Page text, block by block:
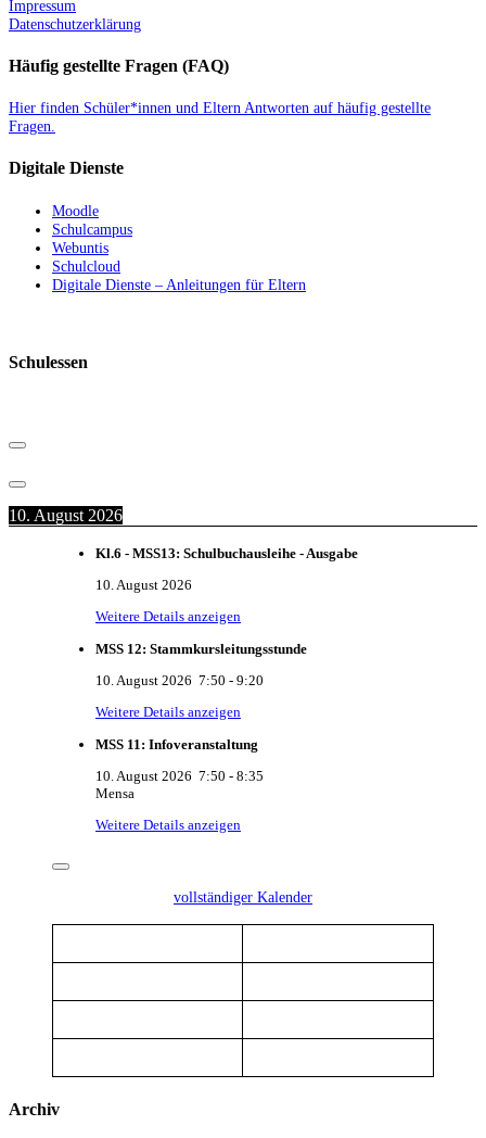
Impressum
Datenschutzerklärung
Häufig gestellte Fragen (FAQ)
Hier finden Schüler*innen und Eltern Antworten auf häufig gestellte
Fragen.
Digitale Dienste
Moodle
Schulcampus
Webuntis
Schulcloud
Digitale Dienste – Anleitungen für Eltern
Schulessen
10. August 2026
Kl.6 - MSS13: Schulbuchausleihe - Ausgabe
10. August 2026
Weitere Details anzeigen
MSS 12: Stammkursleitungsstunde
10. August 2026 7:50 - 9:20
Weitere Details anzeigen
MSS 11: Infoveranstaltung
10. August 2026 7:50 - 8:35
Mensa
Weitere Details anzeigen
vollständiger Kalender
Archiv